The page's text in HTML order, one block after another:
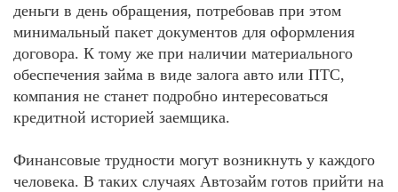
деньги в день обращения, потребовав при этом
минимальный пакет документов для оформления
договора. К тому же при наличии материального
обеспечения займа в виде залога авто или ПТС,
компания не станет подробно интересоваться
кредитной историей заемщика.
Финансовые трудности могут возникнуть у каждого
человека. В таких случаях Автозайм готов прийти на